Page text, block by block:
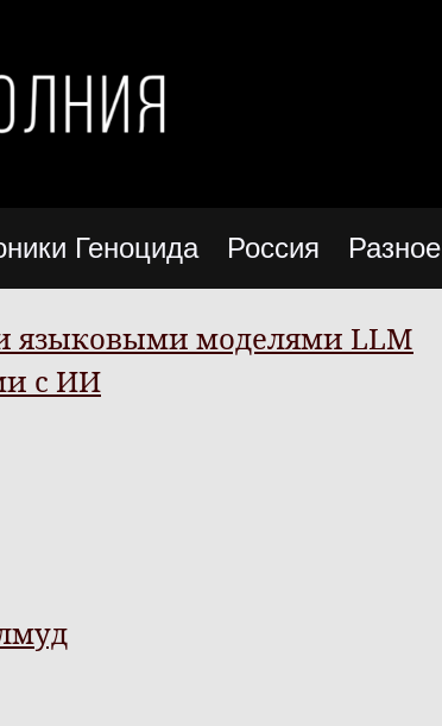
Геноцида Россия Разное
языковыми моделями LLM
с ИИ